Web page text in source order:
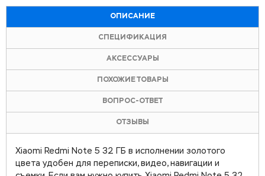
ОПИСАНИЕ
СПЕЦИФИКАЦИЯ
АКСЕССУАРЫ
ПОХОЖИЕ ТОВАРЫ
ВОПРОС-ОТВЕТ
ОТЗЫВЫ
Xiaomi Redmi Note 5 32 ГБ в исполнении золотого
цвета удобен для переписки, видео, навигации и